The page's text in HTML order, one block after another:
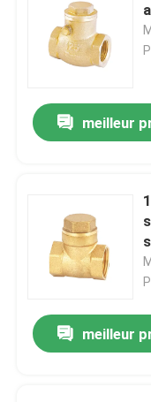
Produits
Visite d'usine
contactez-nous
Valve en laiton de
meilleur
meilleur